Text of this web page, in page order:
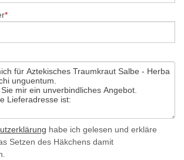
habe ich gelesen und erkläre
Setzen des Häkchens damit